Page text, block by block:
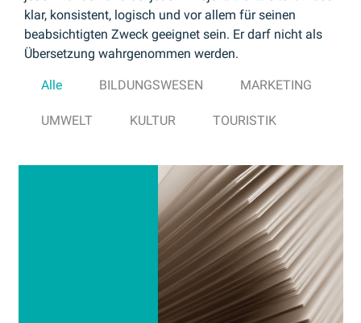
klar, konsistent, logisch und vor allem für seinen
beabsichtigten Zweck geeignet sein. Er darf nicht als
Übersetzung wahrgenommen werden.
Alle BILDUNGSWESEN MARKETING
UMWELT KULTUR TOURISTIK